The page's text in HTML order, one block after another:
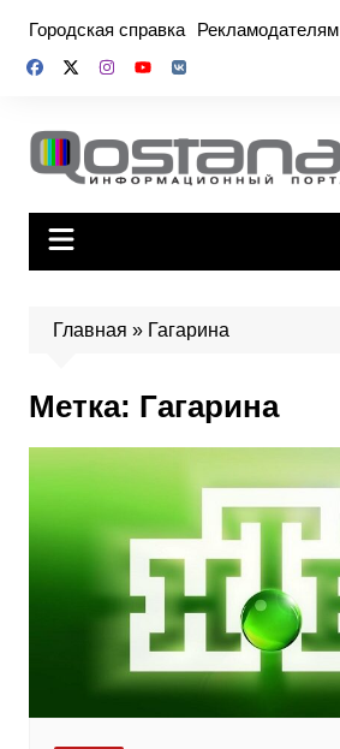
содержимому
Городская справка Рекламодателям
Главная » Гагарина
Метка: Гагарина